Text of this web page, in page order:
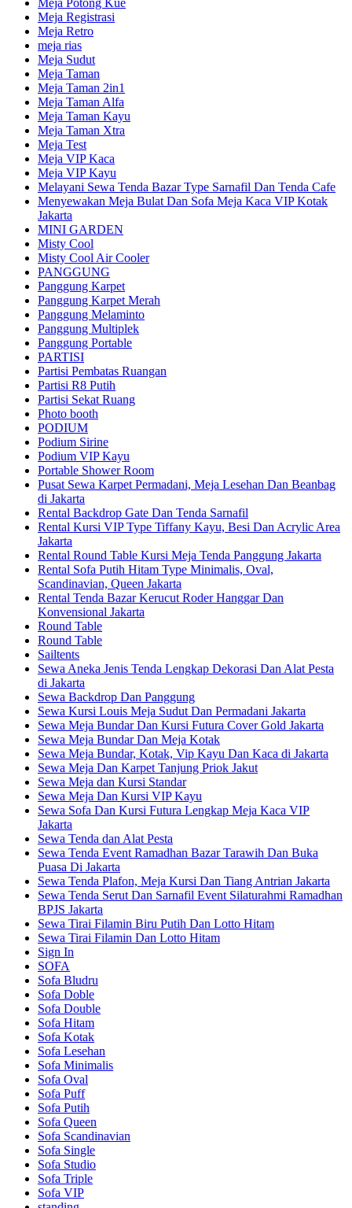
Meja Registrasi
Meja Retro
meja rias
Meja Sudut
Meja Taman
Meja Taman 2in1
Meja Taman Alfa
Meja Taman Kayu
Meja Taman Xtra
Meja Test
Meja VIP Kaca
Meja VIP Kayu
Melayani Sewa Tenda Bazar Type Sarnafil Dan Tenda Cafe
Menyewakan Meja Bulat Dan Sofa Meja Kaca VIP Kotak
Jakarta
MINI GARDEN
Misty Cool
Misty Cool Air Cooler
PANGGUNG
Panggung Karpet
Panggung Karpet Merah
Panggung Melaminto
Panggung Multiplek
Panggung Portable
PARTISI
Partisi Pembatas Ruangan
Partisi R8 Putih
Partisi Sekat Ruang
Photo booth
PODIUM
Podium Sirine
Podium VIP Kayu
Portable Shower Room
Pusat Sewa Karpet Permadani, Meja Lesehan Dan Beanbag
di Jakarta
Rental Backdrop Gate Dan Tenda Sarnafil
Rental Kursi VIP Type Tiffany Kayu, Besi Dan Acrylic Area
Jakarta
Rental Round Table Kursi Meja Tenda Panggung Jakarta
Rental Sofa Putih Hitam Type Minimalis, Oval,
Scandinavian, Queen Jakarta
Rental Tenda Bazar Kerucut Roder Hanggar Dan
Konvensional Jakarta
Round Table
Round Table
Sailtents
Sewa Aneka Jenis Tenda Lengkap Dekorasi Dan Alat Pesta
di Jakarta
Sewa Backdrop Dan Panggung
Sewa Kursi Louis Meja Sudut Dan Permadani Jakarta
Sewa Meja Bundar Dan Kursi Futura Cover Gold Jakarta
Sewa Meja Bundar Dan Meja Kotak
Sewa Meja Bundar, Kotak, Vip Kayu Dan Kaca di Jakarta
Sewa Meja Dan Karpet Tanjung Priok Jakut
Sewa Meja dan Kursi Standar
Sewa Meja Dan Kursi VIP Kayu
Sewa Sofa Dan Kursi Futura Lengkap Meja Kaca VIP
Jakarta
Sewa Tenda dan Alat Pesta
Sewa Tenda Event Ramadhan Bazar Tarawih Dan Buka
Puasa Di Jakarta
Sewa Tenda Plafon, Meja Kursi Dan Tiang Antrian Jakarta
Sewa Tenda Serut Dan Sarnafil Event Silaturahmi Ramadhan
BPJS Jakarta
Sewa Tirai Filamin Biru Putih Dan Lotto Hitam
Sewa Tirai Filamin Dan Lotto Hitam
Sign In
SOFA
Sofa Bludru
Sofa Doble
Sofa Double
Sofa Hitam
Sofa Kotak
Sofa Lesehan
Sofa Minimalis
Sofa Oval
Sofa Puff
Sofa Putih
Sofa Queen
Sofa Scandinavian
Sofa Single
Sofa Studio
Sofa Triple
Sofa VIP